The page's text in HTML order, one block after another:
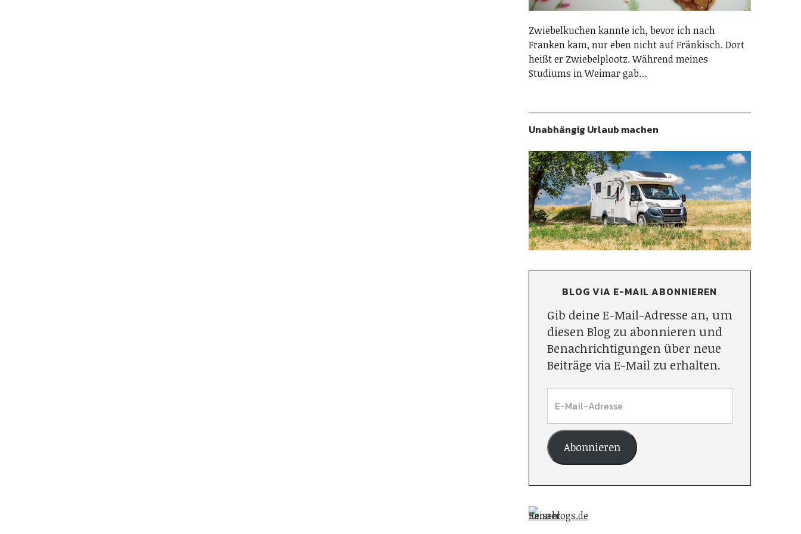
Zwiebelkuchen kannte ich, bevor ich nach
Franken kam, nur eben nicht auf Fränkisch. Dort
heißt er Zwiebelplootz. Während meines
Studiums in Weimar gab…
Unabhängig Urlaub machen
BLOG VIA E-MAIL ABONNIEREN
Gib deine E-Mail-Adresse an, um
diesen Blog zu abonnieren und
Benachrichtigungen über neue
Beiträge via E-Mail zu erhalten.
Abonnieren